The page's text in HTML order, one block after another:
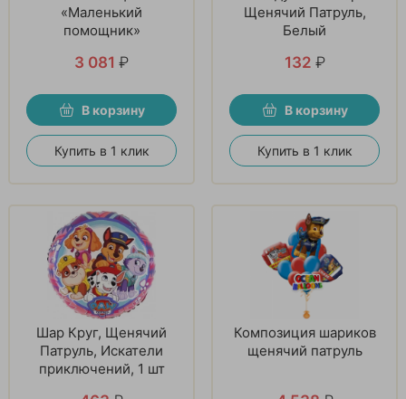
«Маленький
помощник»
3 081 ₽
В корзину
Купить в 1 клик
Щенячий Патруль,
Белый
132 ₽
В корзину
Купить в 1 клик
Шар Круг, Щенячий
Патруль, Искатели
приключений, 1 шт
Композиция шариков
щенячий патруль